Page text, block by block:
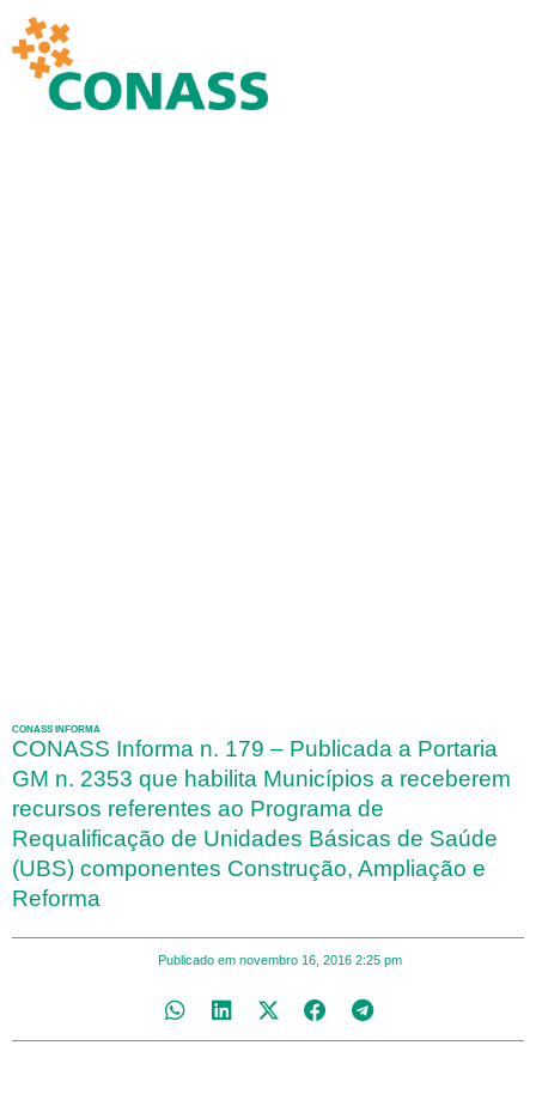
CONASS INFORMA
CONASS Informa n. 179 – Publicada a Portaria
GM n. 2353 que habilita Municípios a receberem
recursos referentes ao Programa de
Requalificação de Unidades Básicas de Saúde
(UBS) componentes Construção, Ampliação e
Reforma
Publicado em novembro 16, 2016 2:25 pm